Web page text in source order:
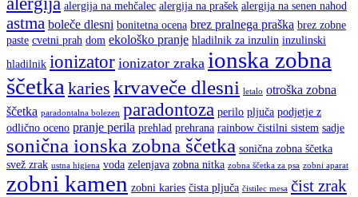
alergija na mehčalec alergija na prašek alergija na senen nahod
astma boleče dlesni bonitetna ocena brez pralnega praška brez zobne
paste cvetni prah dom ekološko pranje hladilnik za inzulin inzulinski
hladilnik ionizator ionizator zraka ionska zobna
ščetka karies krvaveče dlesni letalo otroška zobna
ščetka paradontalna bolezen paradontoza perilo pljuča podjetje z
odlično oceno pranje perila prehlad prehrana rainbow čistilni sistem sadje
sonična ionska zobna ščetka sonična zobna ščetka
svež zrak ustna higiena voda zelenjava zobna nitka zobna ščetka za psa zobni aparat
zobni kamen zobni karies čista pljuča čistilec mesa čist zrak